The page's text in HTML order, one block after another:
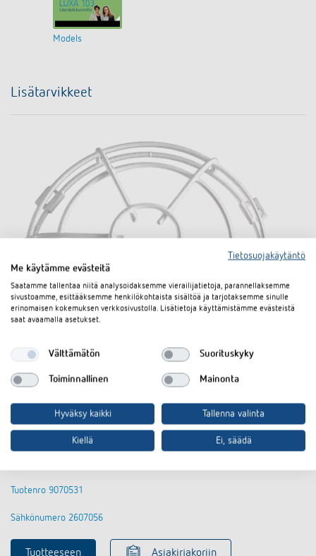
Models
Lisätarvikkeet
Tuotenro 9070531
Sähkönumero 2607056
Tuotteeseen Asiakirjakoriin
Tietosuojakäytäntö
Me käytämme evästeitä
Saatamme tallentaa niitä analysoidaksemme vierailijatietoja, parannellaksemme
sivustoamme, esittääksemme henkilökohtaista sisältöä ja tarjotaksemme sinulle
erinomaisen kokemuksen verkkosivustolla. Lisätietoja käyttämistämme evästeistä
saat avaamalla asetukset.
Välttämätön Suorituskyky
Toiminnallinen Mainonta
Hyväksy kaikki Tallenna valinta
Kiellä Ei, säädä